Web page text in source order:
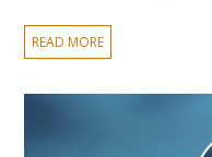
READ MORE